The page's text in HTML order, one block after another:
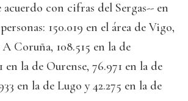
con cifras del Sergas-- en
150.019 en el área de Vigo,
A Coruña, 108.515 en la de
en la de Ourense, 76.971 en la de
en la de Lugo y 42.275 en la de